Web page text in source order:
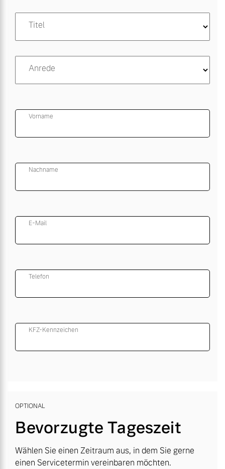
Titel
Anrede
Vorname
Nachname
E-Mail
Telefon
KFZ-Kennzeichen
OPTIONAL
Bevorzugte Tageszeit
Wählen Sie einen Zeitraum aus, in dem Sie gerne
einen Servicetermin vereinbaren möchten.